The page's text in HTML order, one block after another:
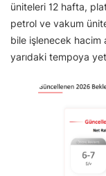
üniteleri 12 hafta,
petrol ve vakum
bile işlenecek hacim
yarıdaki tempoya